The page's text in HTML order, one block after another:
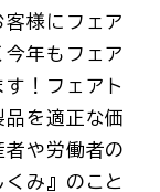
様にフェア
今年もフェア
！フェアト
品を適正な価
や労働者の
み』のこと